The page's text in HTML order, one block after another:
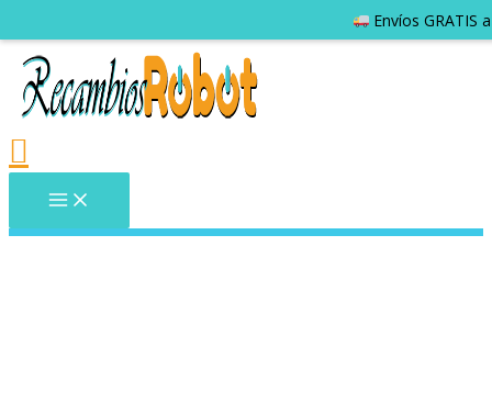
Envíos GRATIS